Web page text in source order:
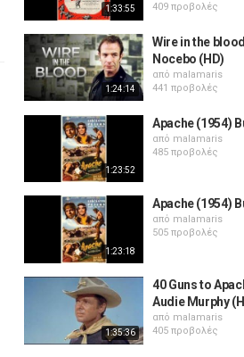
1:33:55
409 προβολές
1:24:14
Wire in the
Nocebo (HD)
από malamaris
441 προβολές
1:23:52
Apache (1954)
από malamaris
485 προβολές
1:23:18
Apache (1954)
από malamaris
505 προβολές
1:35:36
40 Guns to
Audie Murphy
από malamaris
405 προβολές